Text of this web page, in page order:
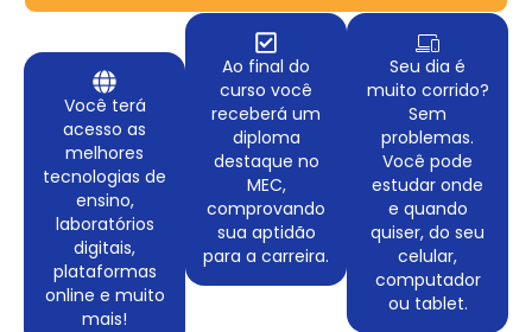
Você terá
acesso as
melhores
tecnologias de
ensino,
laboratórios
digitais,
plataformas
online e muito
mais!
Ao final do
curso você
receberá um
diploma
destaque no
MEC,
comprovando
sua aptidão
para a carreira.
Seu dia é
muito corrido?
Sem
problemas.
Você pode
estudar onde
e quando
quiser, do seu
celular,
computador
ou tablet.